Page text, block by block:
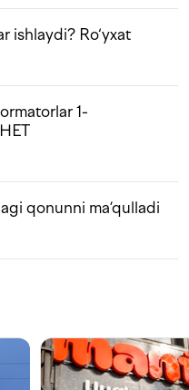
ishlaydi? Ro‘yxat
1-
qonunni ma’qulladi